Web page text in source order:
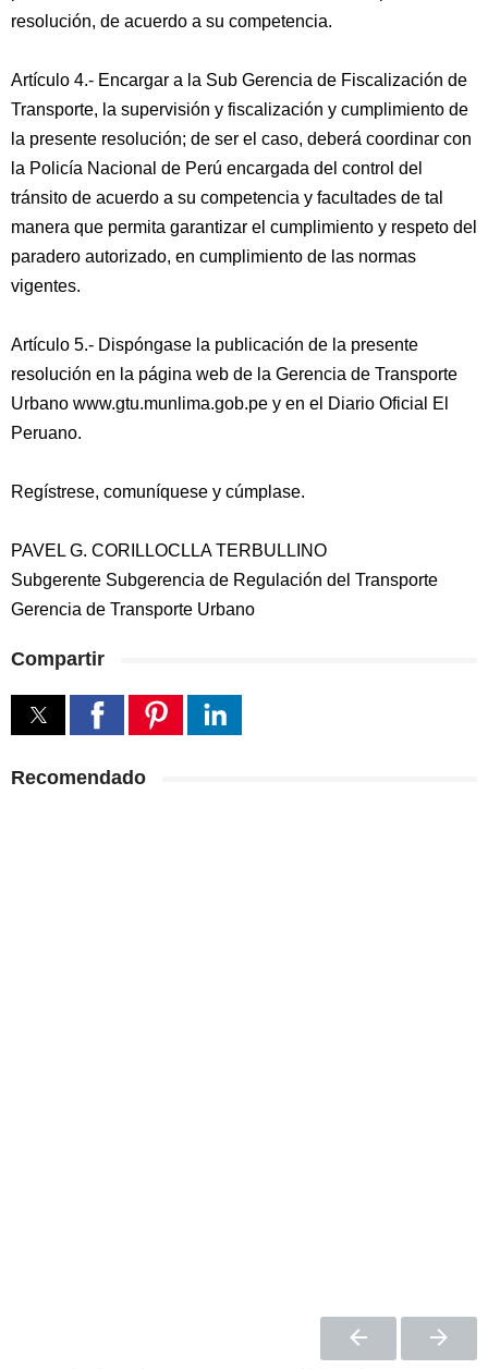
resolución, de acuerdo a su competencia.
Artículo 4.- Encargar a la Sub Gerencia de Fiscalización de
Transporte, la supervisión y fiscalización y cumplimiento de
la presente resolución; de ser el caso, deberá coordinar con
la Policía Nacional de Perú encargada del control del
tránsito de acuerdo a su competencia y facultades de tal
manera que permita garantizar el cumplimiento y respeto del
paradero autorizado, en cumplimiento de las normas
vigentes.
Artículo 5.- Dispóngase la publicación de la presente
resolución en la página web de la Gerencia de Transporte
Urbano www.gtu.munlima.gob.pe y en el Diario Oficial El
Peruano.
Regístrese, comuníquese y cúmplase.
PAVEL G. CORILLOCLLA TERBULLINO
Subgerente Subgerencia de Regulación del Transporte
Gerencia de Transporte Urbano
Compartir
Recomendado